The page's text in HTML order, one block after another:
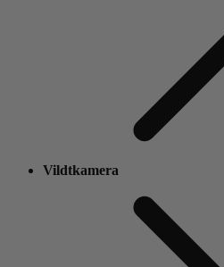
Vildtkamera